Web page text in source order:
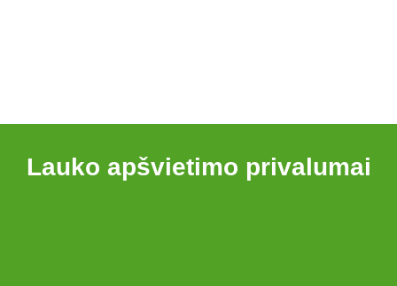
Lauko apšvietimo privalumai